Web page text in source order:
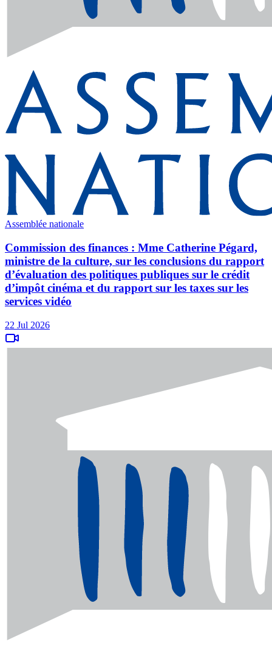
Assemblée nationale
Commission des finances : Mme Catherine Pégard,
ministre de la culture, sur les conclusions du rapport
d’évaluation des politiques publiques sur le crédit
d’impôt cinéma et du rapport sur les taxes sur les
services vidéo
22 Jul 2026